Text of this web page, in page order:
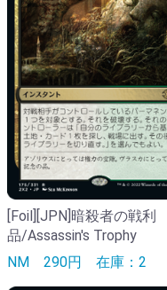
[Foil][JPN]暗殺者の戦利
品/Assassin's Trophy
NM 290円 在庫：2